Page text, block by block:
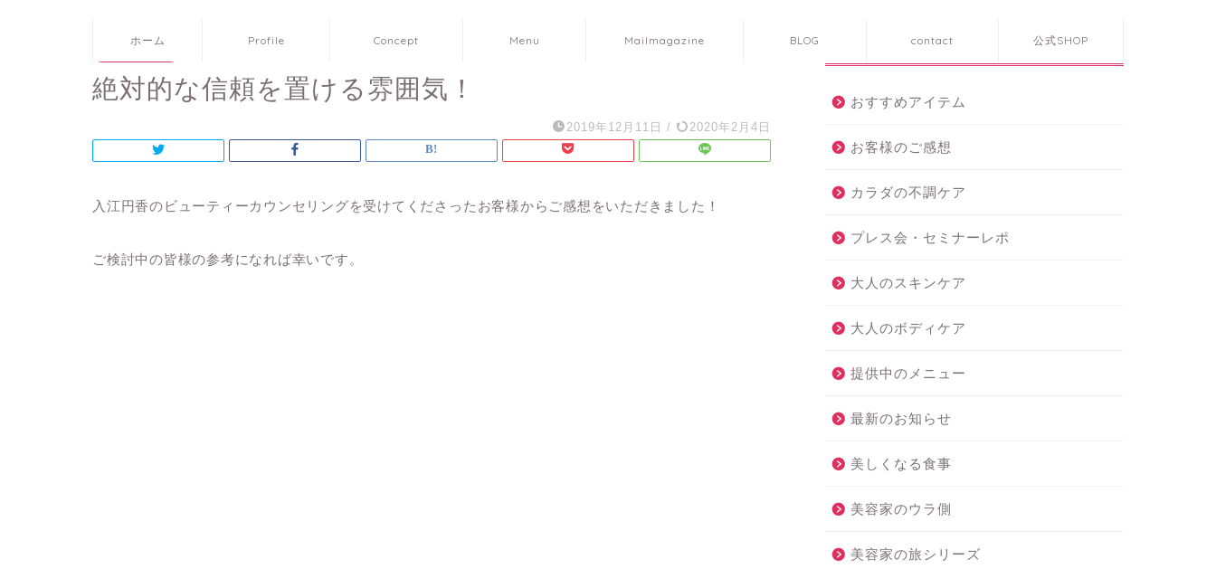
ホーム Profile Concept Menu Mailmagazine BLOG contact 公式SHOP
絶対的な信頼を置ける雰囲気！
2019年12月11日 / 2020年2月4日
入江円香のビューティーカウンセリングを受けてくださったお客様からご感想をいただきました！
ご検討中の皆様の参考になれば幸いです。
カテゴリー
おすすめアイテム
お客様のご感想
カラダの不調ケア
プレス会・セミナーレポ
大人のスキンケア
大人のボディケア
提供中のメニュー
最新のお知らせ
美しくなる食事
美容家のウラ側
美容家の旅シリーズ